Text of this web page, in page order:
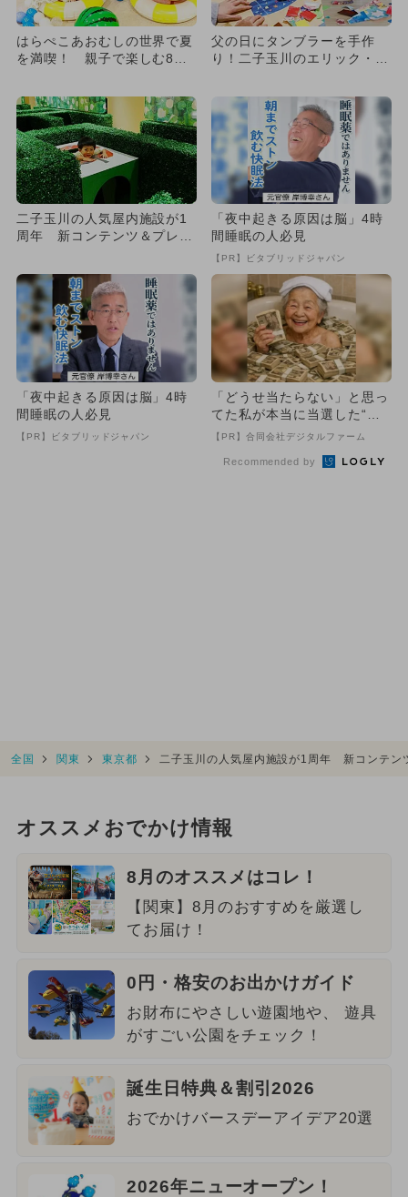
はらぺこあおむしの世界で夏
を満喫！ 親子で楽しむ8つ
父の日にタンブラーを手作
り！二子玉川のエリック・カ
二子玉川の人気屋内施設が1
周年 新コンテンツ＆プレゼ
「夜中起きる原因は脳」4時
間睡眠の人必見
【PR】ビタブリッドジャパン
「夜中起きる原因は脳」4時
間睡眠の人必見
【PR】ビタブリッドジャパン
「どうせ当たらない」と思っ
てた私が本当に当選した“買
い方”がこれ
【PR】合同会社デジタルファーム
Recommended by
全国 関東 東京都 二子玉川の人気屋内施設が1周年 新コンテン
オススメおでかけ情報
8月のオススメはコレ！
【関東】8月のおすすめを厳選し
てお届け！
0円・格安のお出かけガイド
お財布にやさしい遊園地や、 遊具
がすごい公園をチェック！
誕生日特典＆割引2026
おでかけバースデーアイデア20選
2026年ニューオープン！